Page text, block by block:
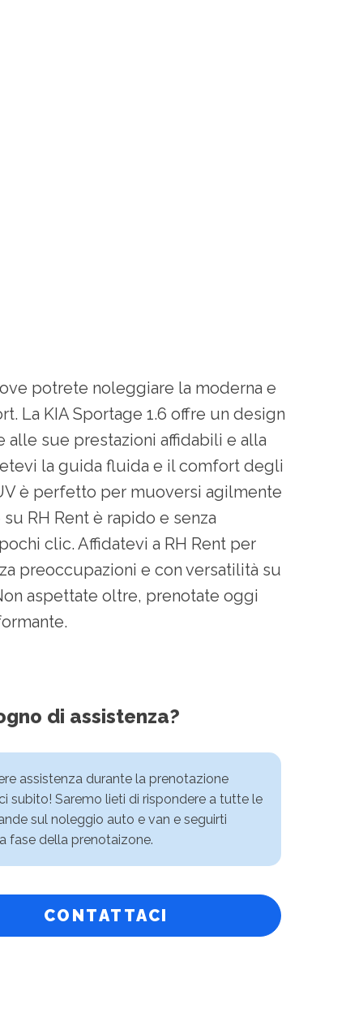
potrete noleggiare la moderna e
La KIA Sportage 1.6 offre un design
sue prestazioni affidabili e alla
la guida fluida e il comfort degli
è perfetto per muoversi agilmente
RH Rent è rapido e senza
clic. Affidatevi a RH Rent per
preoccupazioni e con versatilità su
aspettate oltre, prenotate oggi
di assistenza?
assistenza durante la prenotazione
subito! Saremo lieti di rispondere a tutte le
sul noleggio auto e van e seguirti
fase della prenotaizone.
CONTATTACI